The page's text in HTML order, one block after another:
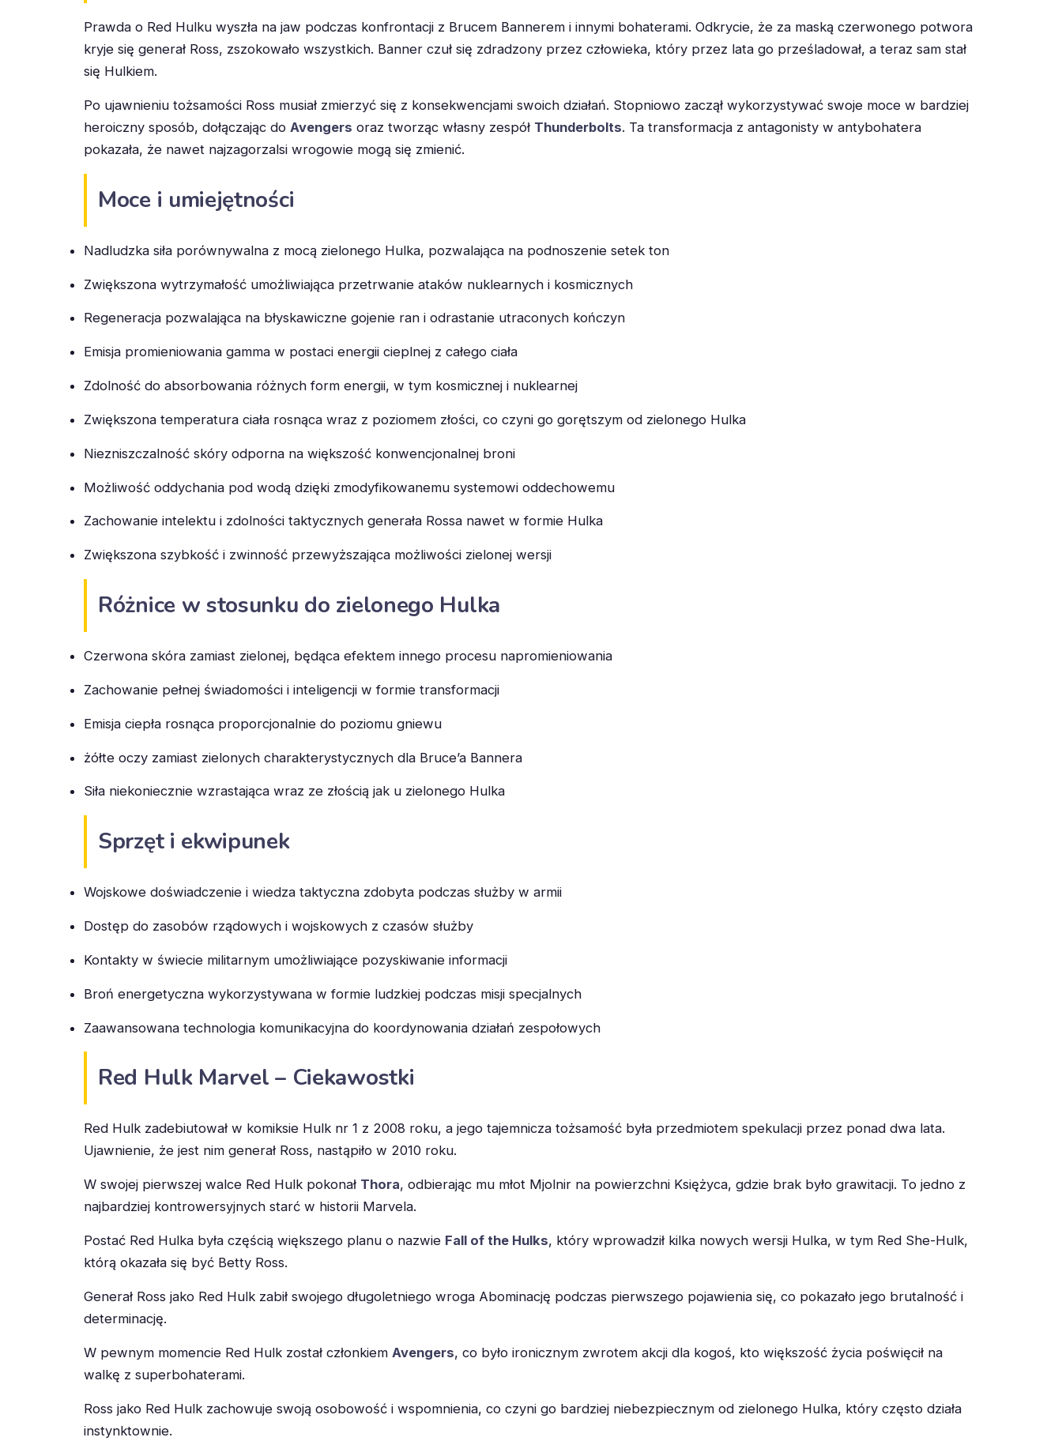
Prawda o Red Hulku wyszła na jaw podczas konfrontacji z Brucem Bannerem i innymi bohaterami. Odkrycie, że za maską czerwonego potwora
kryje się generał Ross, zszokowało wszystkich. Banner czuł się zdradzony przez człowieka, który przez lata go prześladował, a teraz sam stał
się Hulkiem.
Po ujawnieniu tożsamości Ross musiał zmierzyć się z konsekwencjami swoich działań. Stopniowo zaczął wykorzystywać swoje moce w bardziej
heroiczny sposób, dołączając do Avengers oraz tworząc własny zespół Thunderbolts. Ta transformacja z antagonisty w antybohatera
pokazała, że nawet najzagorzalsi wrogowie mogą się zmienić.
Moce i umiejętności
Nadludzka siła porównywalna z mocą zielonego Hulka, pozwalająca na podnoszenie setek ton
Zwiększona wytrzymałość umożliwiająca przetrwanie ataków nuklearnych i kosmicznych
Regeneracja pozwalająca na błyskawiczne gojenie ran i odrastanie utraconych kończyn
Emisja promieniowania gamma w postaci energii cieplnej z całego ciała
Zdolność do absorbowania różnych form energii, w tym kosmicznej i nuklearnej
Zwiększona temperatura ciała rosnąca wraz z poziomem złości, co czyni go gorętszym od zielonego Hulka
Niezniszczalność skóry odporna na większość konwencjonalnej broni
Możliwość oddychania pod wodą dzięki zmodyfikowanemu systemowi oddechowemu
Zachowanie intelektu i zdolności taktycznych generała Rossa nawet w formie Hulka
Zwiększona szybkość i zwinność przewyższająca możliwości zielonej wersji
Różnice w stosunku do zielonego Hulka
Czerwona skóra zamiast zielonej, będąca efektem innego procesu napromieniowania
Zachowanie pełnej świadomości i inteligencji w formie transformacji
Emisja ciepła rosnąca proporcjonalnie do poziomu gniewu
żółte oczy zamiast zielonych charakterystycznych dla Bruce’a Bannera
Siła niekoniecznie wzrastająca wraz ze złością jak u zielonego Hulka
Sprzęt i ekwipunek
Wojskowe doświadczenie i wiedza taktyczna zdobyta podczas służby w armii
Dostęp do zasobów rządowych i wojskowych z czasów służby
Kontakty w świecie militarnym umożliwiające pozyskiwanie informacji
Broń energetyczna wykorzystywana w formie ludzkiej podczas misji specjalnych
Zaawansowana technologia komunikacyjna do koordynowania działań zespołowych
Red Hulk Marvel – Ciekawostki
Red Hulk zadebiutował w komiksie Hulk nr 1 z 2008 roku, a jego tajemnicza tożsamość była przedmiotem spekulacji przez ponad dwa lata.
Ujawnienie, że jest nim generał Ross, nastąpiło w 2010 roku.
W swojej pierwszej walce Red Hulk pokonał Thora, odbierając mu młot Mjolnir na powierzchni Księżyca, gdzie brak było grawitacji. To jedno z
najbardziej kontrowersyjnych starć w historii Marvela.
Postać Red Hulka była częścią większego planu o nazwie Fall of the Hulks, który wprowadził kilka nowych wersji Hulka, w tym Red She-Hulk,
którą okazała się być Betty Ross.
Generał Ross jako Red Hulk zabił swojego długoletniego wroga Abominację podczas pierwszego pojawienia się, co pokazało jego brutalność i
determinację.
W pewnym momencie Red Hulk został członkiem Avengers, co było ironicznym zwrotem akcji dla kogoś, kto większość życia poświęcił na
walkę z superbohaterami.
Ross jako Red Hulk zachowuje swoją osobowość i wspomnienia, co czyni go bardziej niebezpiecznym od zielonego Hulka, który często działa
instynktownie.